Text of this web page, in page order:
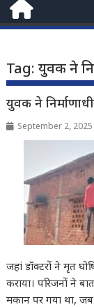
Tag:युवक ने
युवक ने
September 2, 2025
जहां डॉक्टरों ने मृत
कराया। परिजनों ने
मकान पर गया था, जब